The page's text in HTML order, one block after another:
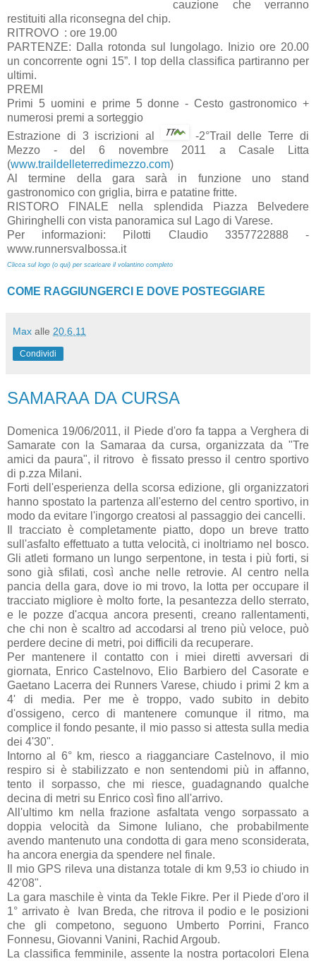
cauzione che verranno
restituiti alla riconsegna del chip.
RITROVO : ore 19.00
PARTENZE: Dalla rotonda sul lungolago. Inizio ore 20.00
un concorrente ogni 15”. I top della classifica partiranno per
ultimi.
PREMI
Primi 5 uomini e prime 5 donne - Cesto gastronomico +
numerosi premi a sorteggio
Estrazione di 3 iscrizioni al
-2°Trail delle Terre di
Mezzo - del 6 novembre 2011 a Casale Litta
(www.traildelleterredimezzo.com)
Al termine della gara sarà in funzione uno stand
gastronomico con griglia, birra e patatine fritte.
RISTORO FINALE nella splendida Piazza Belvedere
Ghiringhelli con vista panoramica sul Lago di Varese.
Per informazioni: Pilotti Claudio 3357722888 -
www.runnersvalbossa.it
Clicca sul logo (o qui) per scaricare il volantino completo
COME RAGGIUNGERCI E DOVE POSTEGGIARE
Max alle 20.6.11
Condividi
SAMARAA DA CURSA
Domenica 19/06/2011, il Piede d'oro fa tappa a Verghera di
Samarate con la Samaraa da cursa, organizzata da "Tre
amici da paura", il ritrovo è fissato presso il centro sportivo
di p.zza Milani.
Forti dell'esperienza della scorsa edizione, gli organizzatori
hanno spostato la partenza all'esterno del centro sportivo, in
modo da evitare l'ingorgo creatosi al passaggio dei cancelli.
Il tracciato è completamente piatto, dopo un breve tratto
sull'asfalto effettuato a tutta velocità, ci inoltriamo nel bosco.
Gli atleti formano un lungo serpentone, in testa i più forti, si
sono già sfilati, così anche nelle retrovie. Al centro nella
pancia della gara, dove io mi trovo, la lotta per occupare il
tracciato migliore è molto forte, la pesantezza dello sterrato,
e le pozze d'acqua ancora presenti, creano rallentamenti,
che chi non è scaltro ad accodarsi al treno più veloce, può
perdere decine di metri, poi difficili da recuperare.
Per mantenere il contatto con i miei diretti avversari di
giornata, Enrico Castelnovo, Elio Barbiero del Casorate e
Gaetano Lacerra dei Runners Varese, chiudo i primi 2 km a
4' di media. Per me è troppo, vado subito in debito
d'ossigeno, cerco di mantenere comunque il ritmo, ma
complice il fondo pesante, il mio passo si attesta sulla media
dei 4'30".
Intorno al 6° km, riesco a riagganciare Castelnovo, il mio
respiro si è stabilizzato e non sentendomi più in affanno,
tento il sorpasso, che mi riesce, guadagnando qualche
decina di metri su Enrico così fino all'arrivo.
All'ultimo km nella frazione asfaltata vengo sorpassato a
doppia velocità da Simone Iuliano, che probabilmente
avendo mantenuto una condotta di gara meno sconsiderata,
ha ancora energia da spendere nel finale.
Il mio GPS rileva una distanza totale di km 9,53 io chiudo in
42'08".
La gara maschile è vinta da Tekle Fikre. Per il Piede d'oro il
1° arrivato è Ivan Breda, che ritrova il podio e le posizioni
che gli competono, seguono Umberto Porrini, Franco
Fonnesu, Giovanni Vanini, Rachid Argoub.
La classifica femminile, assente la nostra portacolori Elena